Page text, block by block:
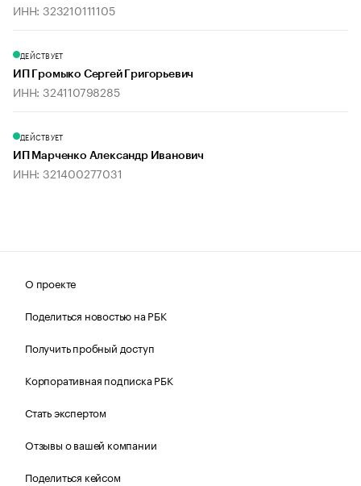
ИНН: 323210111105
ДЕЙСТВУЕТ
ИП Громыко Сергей Григорьевич
ИНН: 324110798285
ДЕЙСТВУЕТ
ИП Марченко Александр Иванович
ИНН: 321400277031
О проекте
Поделиться новостью на РБК
Получить пробный доступ
Корпоративная подписка РБК
Стать экспертом
Отзывы о вашей компании
Поделиться кейсом